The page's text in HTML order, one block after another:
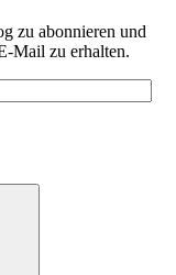
zu abonnieren und
Mail zu erhalten.